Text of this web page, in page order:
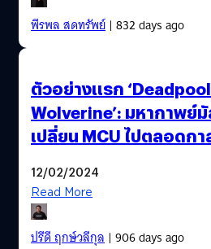
พีรพล สดทรัพย์| 832 days ago
ตัวอย่างแรก
Wolverine’: มหากาพย์มั
เปลี่ยน MCU ไปตลอดกา
12/02/2024
Read More
ปรีดี ฤกษ์วลีกุล| 906 days ago